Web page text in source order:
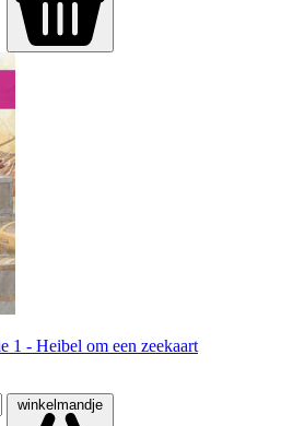
1 - Heibel om een zeekaart
winkelmandje